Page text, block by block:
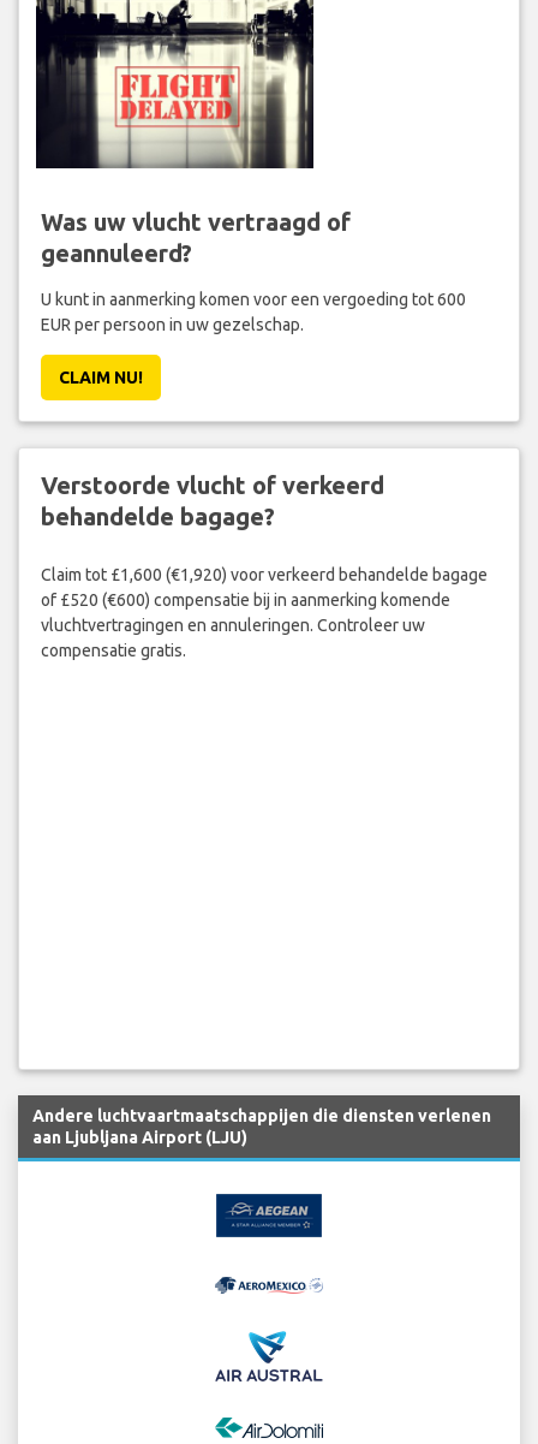
Was uw vlucht vertraagd of
geannuleerd?
U kunt in aanmerking komen voor een vergoeding tot 600
EUR per persoon in uw gezelschap.
CLAIM NU!
Verstoorde vlucht of verkeerd
behandelde bagage?
Claim tot £1,600 (€1,920) voor verkeerd behandelde bagage
of £520 (€600) compensatie bij in aanmerking komende
vluchtvertragingen en annuleringen. Controleer uw
compensatie gratis.
Andere luchtvaartmaatschappijen die diensten verlenen
aan Ljubljana Airport (LJU)